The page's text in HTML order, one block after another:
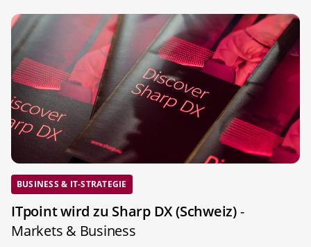
BUSINESS & IT-STRATEGIE
ITpoint wird zu Sharp DX (Schweiz)-
Markets & Business